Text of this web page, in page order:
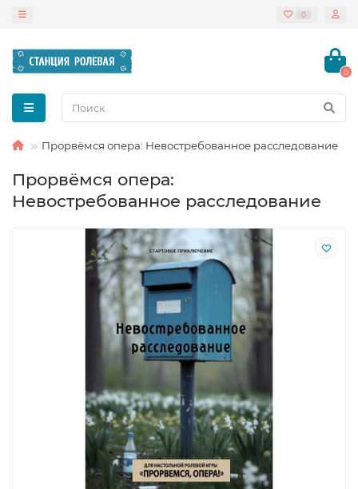
0
0
Прорвёмся опера: Невостребованное расследование
Прорвёмся опера:
Невостребованное расследование